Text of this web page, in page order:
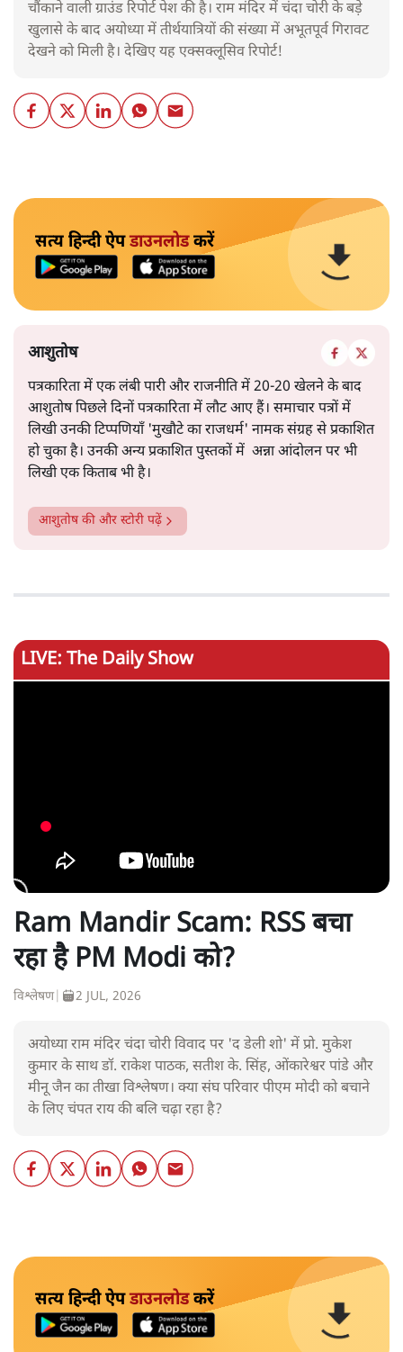
चौंकाने वाली ग्राउंड रिपोर्ट पेश की है। राम मंदिर में चंदा चोरी के बड़े
खुलासे के बाद अयोध्या में तीर्थयात्रियों की संख्या में अभूतपूर्व गिरावट
देखने को मिली है। देखिए यह एक्सक्लूसिव रिपोर्ट!
सत्य हिन्दी ऐपडाउनलोडकरें
आशुतोष
पत्रकारिता में एक लंबी पारी और राजनीति में 20-20 खेलने के बाद
आशुतोष पिछले दिनों पत्रकारिता में लौट आए हैं। समाचार पत्रों में
लिखी उनकी टिप्पणियाँ 'मुखौटे का राजधर्म' नामक संग्रह से प्रकाशित
हो चुका है। उनकी अन्य प्रकाशित पुस्तकों में अन्ना आंदोलन पर भी
लिखी एक किताब भी है।
आशुतोषकी और स्टोरी पढ़ें
LIVE: The Daily Show
Ram Mandir Scam: RSS बचा
रहा है PM Modi को?
विश्लेषण| 2 JUL, 2026
अयोध्या राम मंदिर चंदा चोरी विवाद पर 'द डेली शो' में प्रो. मुकेश
कुमार के साथ डॉ. राकेश पाठक, सतीश के. सिंह, ओंकारेश्वर पांडे और
मीनू जैन का तीखा विश्लेषण। क्या संघ परिवार पीएम मोदी को बचाने
के लिए चंपत राय की बलि चढ़ा रहा है?
सत्य हिन्दी ऐपडाउनलोडकरें